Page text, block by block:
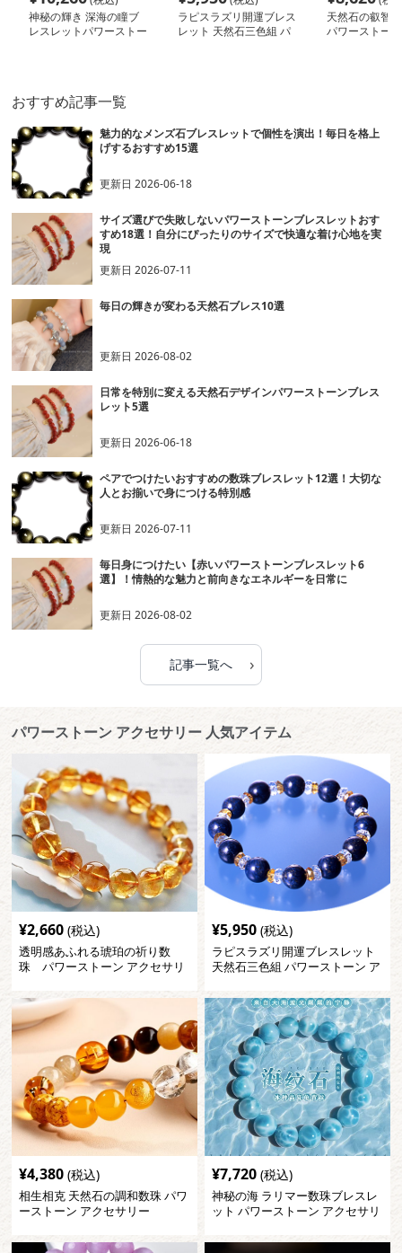
神秘の輝き 深海の瞳ブ
レスレットパワーストー
ラピスラズリ開運ブレス
レット 天然石三色組 パ
天然石の叡智
パワーストー
おすすめ記事一覧
魅力的なメンズ石ブレスレットで個性を演出！毎日を格上
げするおすすめ15選
更新日2026-06-18
サイズ選びで失敗しないパワーストーンブレスレットおす
すめ18選！自分にぴったりのサイズで快適な着け心地を実
現
更新日2026-07-11
毎日の輝きが変わる天然石ブレス10選
更新日2026-08-02
日常を特別に変える天然石デザインパワーストーンブレス
レット5選
更新日2026-06-18
ペアでつけたいおすすめの数珠ブレスレット12選！大切な
人とお揃いで身につける特別感
更新日2026-07-11
毎日身につけたい【赤いパワーストーンブレスレット6
選】！情熱的な魅力と前向きなエネルギーを日常に
更新日2026-08-02
記事一覧へ ›
パワーストーン アクセサリー 人気アイテム
¥2,660 (税込)
透明感あふれる琥珀の祈り数
珠 パワーストーン アクセサリ
¥5,950 (税込)
ラピスラズリ開運ブレスレット
天然石三色組 パワーストーン ア
¥4,380 (税込)
相生相克 天然石の調和数珠 パワ
ーストーン アクセサリー
¥7,720 (税込)
神秘の海 ラリマー数珠ブレスレ
ット パワーストーン アクセサリ